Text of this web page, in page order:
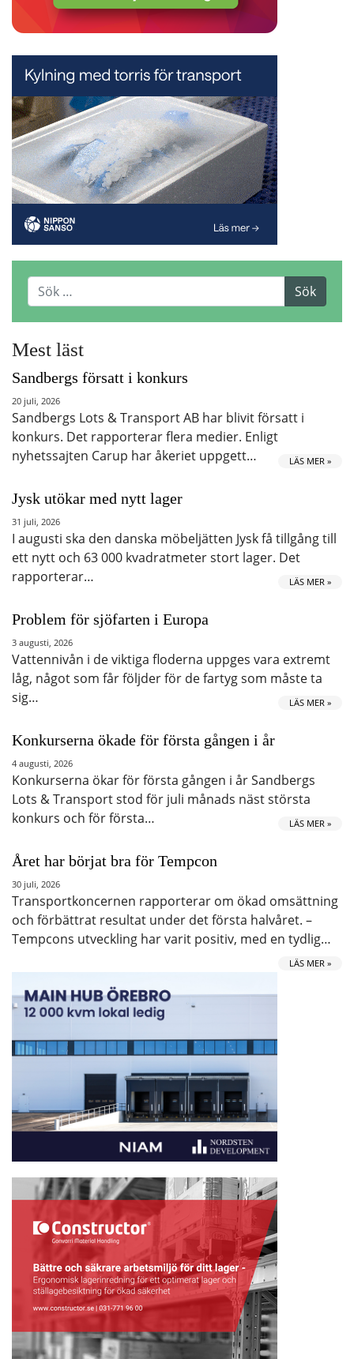
Mest läst
Sandbergs försatt i konkurs
20 juli, 2026
Sandbergs Lots & Transport AB har blivit försatt i
konkurs. Det rapporterar flera medier. Enligt
nyhetssajten Carup har åkeriet uppgett…
LÄS MER »
Jysk utökar med nytt lager
31 juli, 2026
I augusti ska den danska möbeljätten Jysk få tillgång till
ett nytt och 63 000 kvadratmeter stort lager. Det
rapporterar…
LÄS MER »
Problem för sjöfarten i Europa
3 augusti, 2026
Vattennivån i de viktiga floderna uppges vara extremt
låg, något som får följder för de fartyg som måste ta
sig…
LÄS MER »
Konkurserna ökade för första gången i år
4 augusti, 2026
Konkurserna ökar för första gången i år Sandbergs
Lots & Transport stod för juli månads näst största
konkurs och för första…
LÄS MER »
Året har börjat bra för Tempcon
30 juli, 2026
Transportkoncernen rapporterar om ökad omsättning
och förbättrat resultat under det första halvåret. –
Tempcons utveckling har varit positiv, med en tydlig…
LÄS MER »